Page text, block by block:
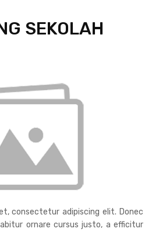
SEKOLAH
consectetur adipiscing elit. Donec
ornare cursus justo, a efficitur